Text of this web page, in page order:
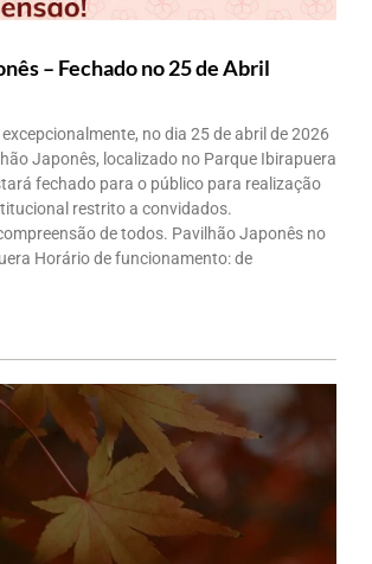
– Fechado no 25 de Abril
no dia 25 de abril de 2026
Japonês, localizado no Parque Ibirapuera
fechado para o público para realização
restrito a convidados.
de todos. Pavilhão Japonês no
Horário de funcionamento: de